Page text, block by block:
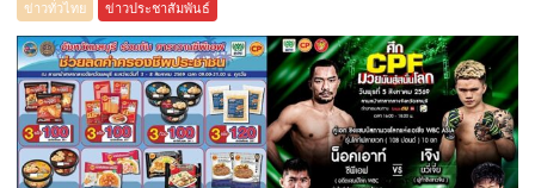
ข่าวทั่วไทย ข่าวประชาสัมพันธ์